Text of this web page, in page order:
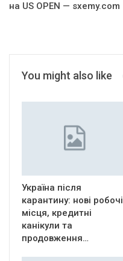
на US OPEN — sxemy.com
You might also like
Україна після
карантину: нові робочі
місця, кредитні
канікули та
продовження…